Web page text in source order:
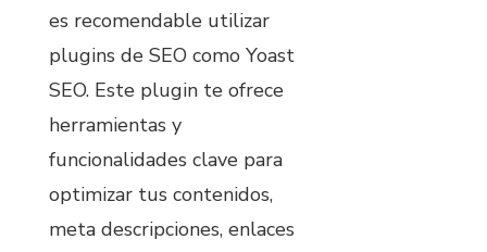
es recomendable utilizar
plugins de SEO como Yoast
SEO. Este plugin te ofrece
herramientas y
funcionalidades clave para
optimizar tus contenidos,
meta descripciones, enlaces